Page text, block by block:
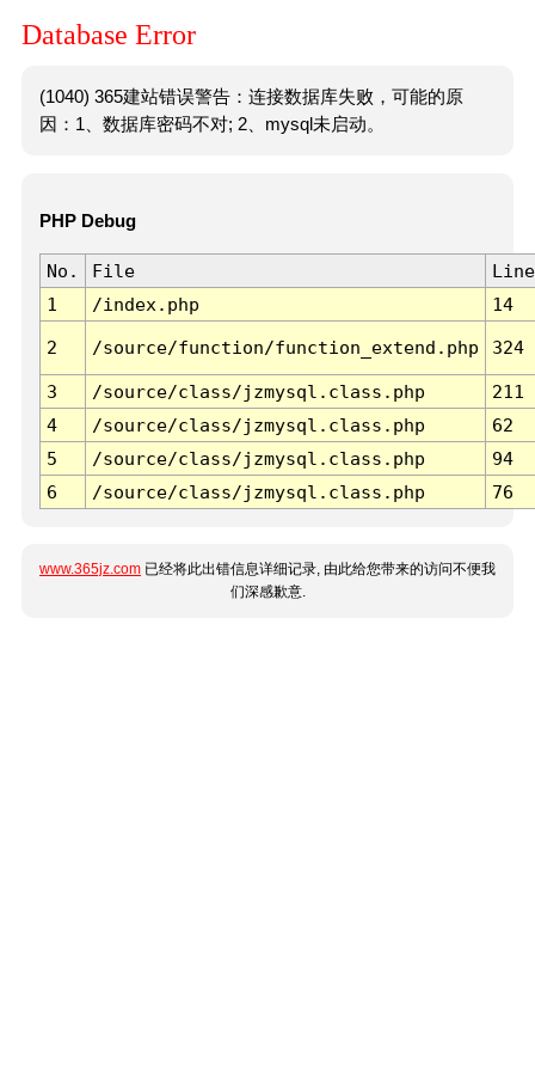
Database Error
(1040) 365建站错误警告：连接数据库失败，可能的原
因：1、数据库密码不对; 2、mysql未启动。
PHP Debug
No. File
Line
1
/index.php 14
2 /source/function/function_extend.php 324
3 /source/class/jzmysql.class.php
211
4
/source/class/jzmysql.class.php
62
5
/source/class/jzmysql.class.php
94
6
/source/class/jzmysql.class.php 76
www.365jz.com 已经将此出错信息详细记录, 由此给您带来的访问不便我
们深感歉意.